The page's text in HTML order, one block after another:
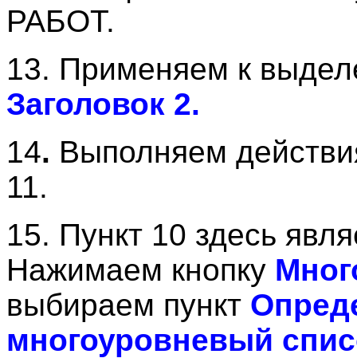
РАБОТ.
13. Применяем к
Заголовок 2.
14. Выполняем
11.
15. Пункт 10 здесь
Нажимаем кнопку
выбираем пункт
многоуровневый